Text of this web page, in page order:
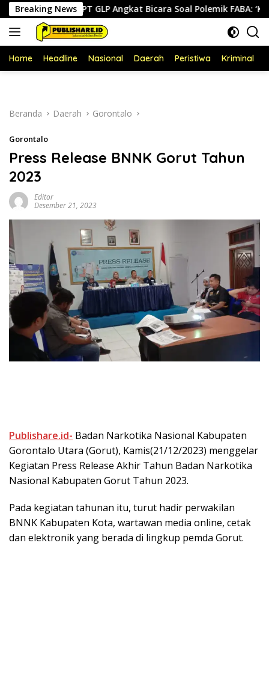
Langsung
ke
konten
Breaking News
PT GLP Angkat Bicara Soal Polemik FABA: ‘Kami Hanya
Home Headline Nasional Daerah Peristiwa Kriminal
Beranda Daerah Gorontalo
Gorontalo
Press Release BNNK Gorut Tahun
2023
Editor
Desember 21, 2023
Publishare.id- Badan Narkotika Nasional Kabupaten
Gorontalo Utara (Gorut), Kamis(21/12/2023) menggelar
Kegiatan Press Release Akhir Tahun Badan Narkotika
Nasional Kabupaten Gorut Tahun 2023.
Pada kegiatan tahunan itu, turut hadir perwakilan
BNNK Kabupaten Kota, wartawan media online, cetak
dan elektronik yang berada di lingkup pemda Gorut.